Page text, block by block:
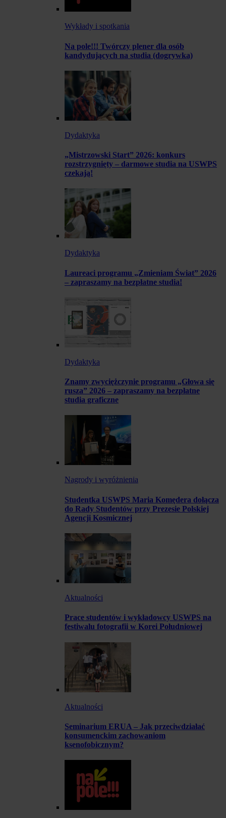
Wykłady i spotkania
Na pole!!! Twórczy plener dla osób
kandydujących na studia (dogrywka)
Dydaktyka
„Mistrzowski Start” 2026: konkurs
rozstrzygnięty – darmowe studia na USWPS
czekają!
Dydaktyka
Laureaci programu „Zmieniam Świat” 2026
– zapraszamy na bezpłatne studia!
Dydaktyka
Znamy zwyciężczynie programu „Głowa się
rusza” 2026 – zapraszamy na bezpłatne
studia graficzne
Nagrody i wyróżnienia
Studentka USWPS Maria Komędera dołącza
do Rady Studentów przy Prezesie Polskiej
Agencji Kosmicznej
Aktualności
Prace studentów i wykładowcy USWPS na
festiwalu fotografii w Korei Południowej
Aktualności
Seminarium ERUA – Jak przeciwdziałać
konsumenckim zachowaniom
ksenofobicznym?